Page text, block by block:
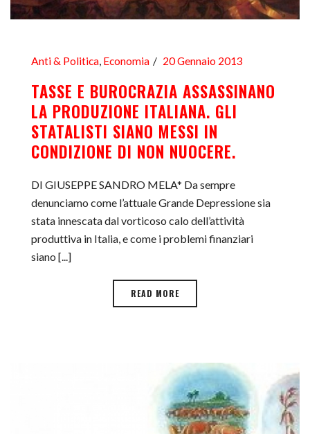
Anti & Politica, Economia 20 Gennaio 2013
TASSE E BUROCRAZIA ASSASSINANO
LA PRODUZIONE ITALIANA. GLI
STATALISTI SIANO MESSI IN
CONDIZIONE DI NON NUOCERE.
DI GIUSEPPE SANDRO MELA* Da sempre
denunciamo come l’attuale Grande Depressione sia
stata innescata dal vorticoso calo dell’attività
produttiva in Italia, e come i problemi finanziari
siano [...]
READ MORE